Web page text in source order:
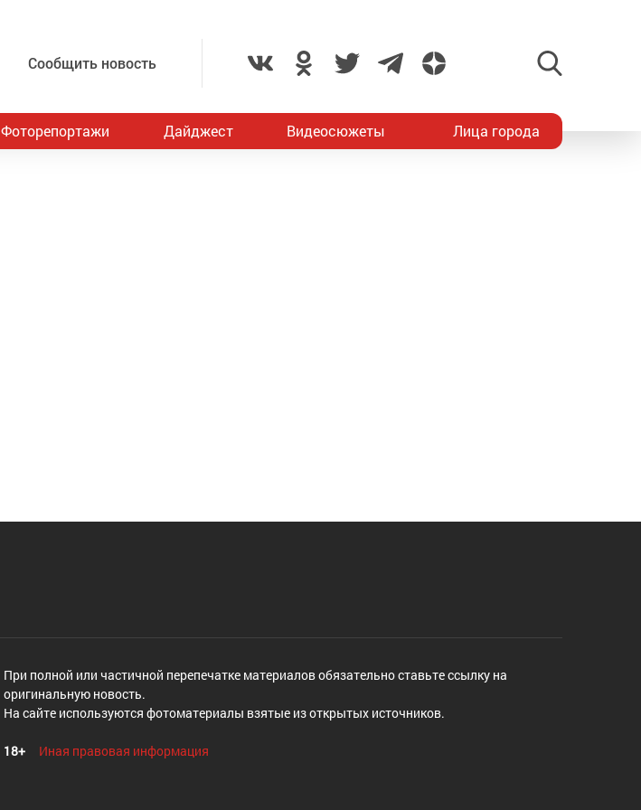
Сообщить новость
Фоторепортажи Дайджест Видеосюжеты Лица города
При полной или частичной перепечатке материалов обязательно ставьте ссылку на
оригинальную новость.
На сайте используются фотоматериалы взятые из открытых источников.
18+ Иная правовая информация